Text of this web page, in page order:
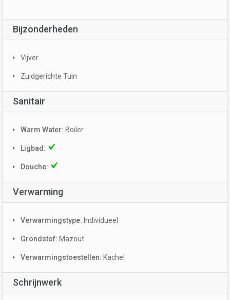
Bijzonderheden
Vijver
Zuidgerichte Tuin
Sanitair
Warm Water: Boiler
Ligbad:
Douche:
Verwarming
Verwarmingstype: Individueel
Grondstof: Mazout
Verwarmingstoestellen: Kachel
Schrijnwerk